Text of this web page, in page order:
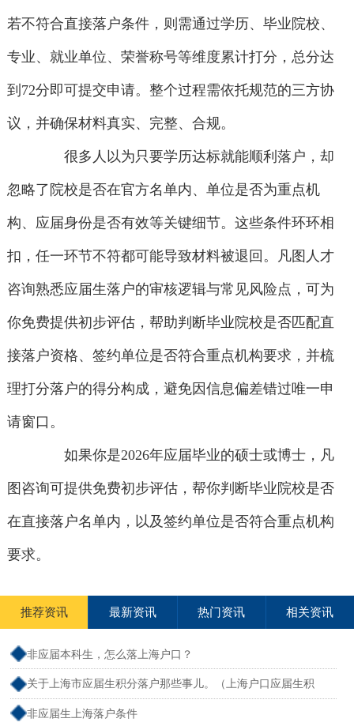
若不符合直接落户条件，则需通过学历、毕业院校、
专业、就业单位、荣誉称号等维度累计打分，总分达
到72分即可提交申请。整个过程需依托规范的三方协
议，并确保材料真实、完整、合规。
很多人以为只要学历达标就能顺利落户，却
忽略了院校是否在官方名单内、单位是否为重点机
构、应届身份是否有效等关键细节。这些条件环环相
扣，任一环节不符都可能导致材料被退回。凡图人才
咨询熟悉应届生落户的审核逻辑与常见风险点，可为
你免费提供初步评估，帮助判断毕业院校是否匹配直
接落户资格、签约单位是否符合重点机构要求，并梳
理打分落户的得分构成，避免因信息偏差错过唯一申
请窗口。
如果你是2026年应届毕业的硕士或博士，凡
图咨询可提供免费初步评估，帮你判断毕业院校是否
在直接落户名单内，以及签约单位是否符合重点机构
要求。
推荐资讯 最新资讯 热门资讯 相关资讯
非应届本科生，怎么落上海户口？
关于上海市应届生积分落户那些事儿。（上海户口应届生积
分）
非应届生上海落户条件